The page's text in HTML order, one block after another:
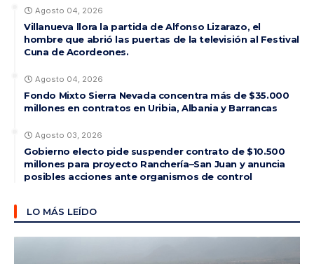
Agosto 04, 2026
Villanueva llora la partida de Alfonso Lizarazo, el
hombre que abrió las puertas de la televisión al Festival
Cuna de Acordeones.
Agosto 04, 2026
Fondo Mixto Sierra Nevada concentra más de $35.000
millones en contratos en Uribia, Albania y Barrancas
Agosto 03, 2026
Gobierno electo pide suspender contrato de $10.500
millones para proyecto Ranchería–San Juan y anuncia
posibles acciones ante organismos de control
LO MÁS LEÍDO